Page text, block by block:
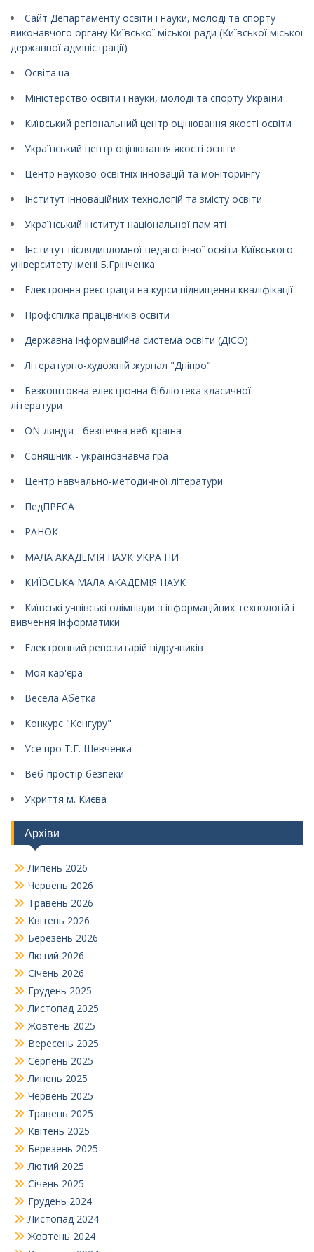
Сайт Департаменту освіти і науки, молоді та спорту
виконавчого органу Київської міської ради (Київської міської
державної адміністрації)
Освіта.ua
Міністерство освіти і науки, молоді та спорту України
Київський регіональний центр оцінювання якості освіти
Український центр оцінювання якості освіти
Центр науково-освітніх інновацій та моніторингу
Інститут інноваційних технологій та змісту освіти
Український інститут національної пам'яті
Інститут післядипломної педагогічної освіти Київського
університету імені Б.Грінченка
Електронна реєстрація на курси підвищення кваліфікації
Профспілка працівників освіти
Державна інформаційна система освіти (ДІСО)
Літературно-художній журнал "Дніпро"
Безкоштовна електронна бібліотека класичної
літератури
ON-ляндія - безпечна веб-країна
Соняшник - українознавча гра
Центр навчально-методичної літератури
ПедПРЕСА
РАНОК
МАЛА АКАДЕМІЯ НАУК УКРАЇНИ
КИЇВСЬКА МАЛА АКАДЕМІЯ НАУК
Київські учнівські олімпіади з інформаційних технологій і
вивчення інформатики
Електронний репозитарій підручників
Моя кар'єра
Весела Абетка
Конкурс "Кенгуру"
Усе про Т.Г. Шевченка
Веб-простір безпеки
Укриття м. Києва
Архіви
Липень 2026
Червень 2026
Травень 2026
Квітень 2026
Березень 2026
Лютий 2026
Січень 2026
Грудень 2025
Листопад 2025
Жовтень 2025
Вересень 2025
Серпень 2025
Липень 2025
Червень 2025
Травень 2025
Квітень 2025
Березень 2025
Лютий 2025
Січень 2025
Грудень 2024
Листопад 2024
Жовтень 2024